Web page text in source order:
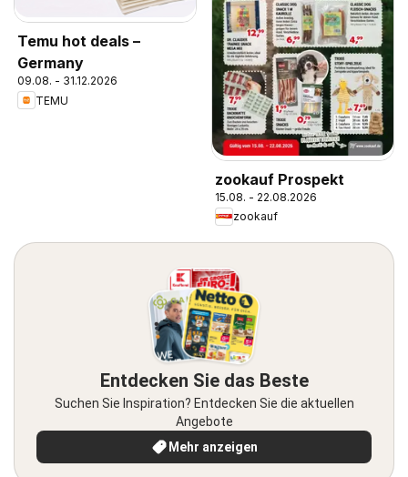
Temu hot deals –
Germany
09.08. - 31.12.2026
TEMU
zookauf Prospekt
15.08. - 22.08.2026
zookauf
Entdecken Sie das Beste
Suchen Sie Inspiration? Entdecken Sie die aktuellen
Angebote
Mehr anzeigen